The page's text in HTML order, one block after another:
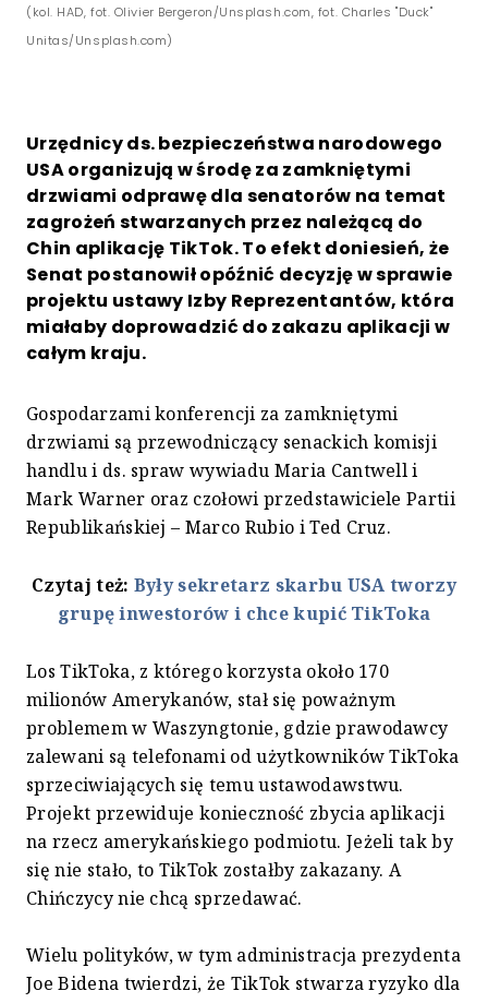
(kol. HAD, fot. Olivier Bergeron/Unsplash.com, fot. Charles "Duck"
Unitas/Unsplash.com)
Urzędnicy ds. bezpieczeństwa narodowego
USA organizują w środę za zamkniętymi
drzwiami odprawę dla senatorów na temat
zagrożeń stwarzanych przez należącą do
Chin aplikację TikTok. To efekt doniesień, że
Senat postanowił opóźnić decyzję w sprawie
projektu ustawy Izby Reprezentantów, która
miałaby doprowadzić do zakazu aplikacji w
całym kraju.
Gospodarzami konferencji za zamkniętymi
drzwiami są przewodniczący senackich komisji
handlu i ds. spraw wywiadu Maria Cantwell i
Mark Warner oraz czołowi przedstawiciele Partii
Republikańskiej – Marco Rubio i Ted Cruz.
Czytaj też: Były sekretarz skarbu USA tworzy
grupę inwestorów i chce kupić TikToka
Los TikToka, z którego korzysta około 170
milionów Amerykanów, stał się poważnym
problemem w Waszyngtonie, gdzie prawodawcy
zalewani są telefonami od użytkowników TikToka
sprzeciwiających się temu ustawodawstwu.
Projekt przewiduje konieczność zbycia aplikacji
na rzecz amerykańskiego podmiotu. Jeżeli tak by
się nie stało, to TikTok zostałby zakazany. A
Chińczycy nie chcą sprzedawać.
Wielu polityków, w tym administracja prezydenta
Joe Bidena twierdzi, że TikTok stwarza ryzyko dla